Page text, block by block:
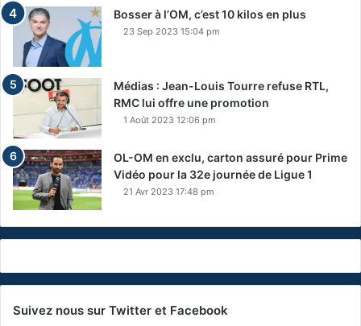
Bosser à l’OM, c’est 10 kilos en plus
23 Sep 2023 15:04 pm
Médias : Jean-Louis Tourre refuse RTL,
RMC lui offre une promotion
1 Août 2023 12:06 pm
OL-OM en exclu, carton assuré pour Prime
Vidéo pour la 32e journée de Ligue 1
21 Avr 2023 17:48 pm
Suivez nous sur Twitter et Facebook